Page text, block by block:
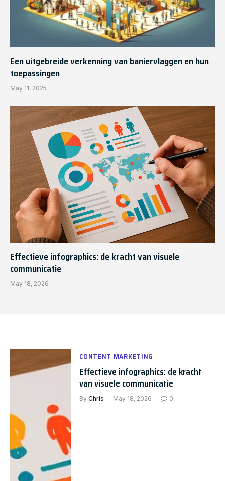
Een uitgebreide verkenning van baniervlaggen en hun
toepassingen
May 11, 2025
Effectieve infographics: de kracht van visuele
communicatie
May 18, 2026
CONTENT MARKETING
Effectieve infographics: de kracht
van visuele communicatie
By Chris May 18, 2026 0